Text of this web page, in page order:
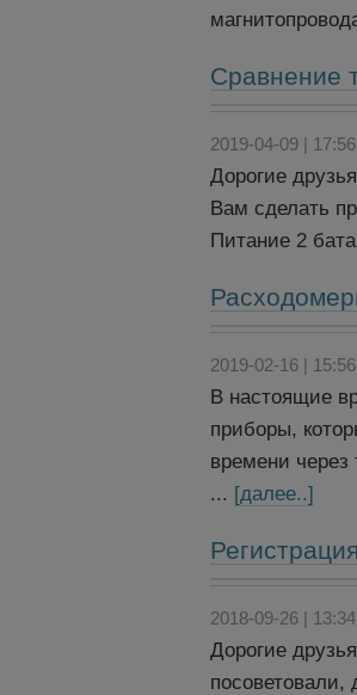
Сравнение
2019-04-09 |
Дорогие
Вам сделать
Питание 2
2019-02-16 |
В настоящие
приборы,
времени через
... [далее..]
2018-09-26 |
Дорогие